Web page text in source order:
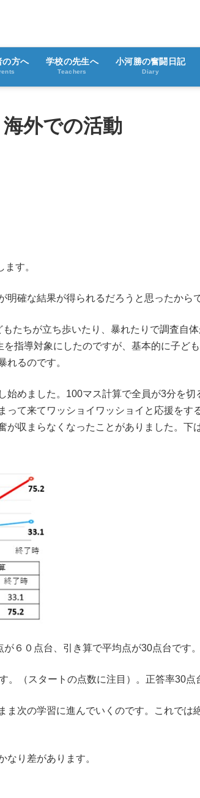
の方へ 学校の先生へ
Teachers
小河勝の奮闘日記
Diary
海外での活動
す。
明確な結果が得られるだろうと思ったから
たちが立ち歩いたり、暴れたりで調査自
指導対象にしたのですが、基本的に子ど
れるのです。
めました。100マス計算で全員が3分を
て来てワッショイワッショイと応援を
収まらなくなったことがありました。下
６０点台、引き算で平均点が30点台です
。（スタートの点数に注目）。正答率30点
次の学習に進んでいくのです。これでは
り差があります。